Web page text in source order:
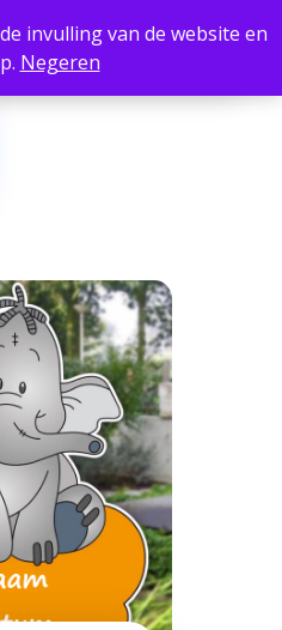
invulling van de website en
Negeren